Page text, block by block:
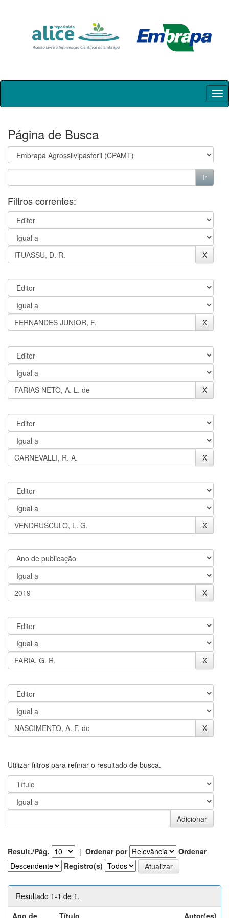
Skip
Página de Busca
Filtros correntes:
Utilizar filtros para refinar o resultado de busca.
Result./Pág. | Ordenar por
Ordenar
Registro(s)
Resultado 1-1 de 1.
Ano de
Título Autor(es)